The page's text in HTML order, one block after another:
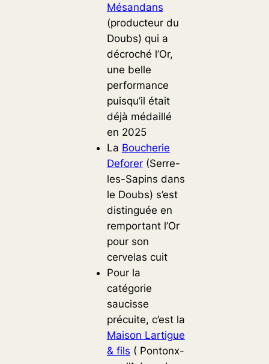
Mésandans
(producteur du
Doubs) qui a
décroché l’Or,
une belle
performance
puisqu’il était
déjà médaillé
en 2025
La Boucherie
Deforer(Serre-
les-Sapins dans
le Doubs) s’est
distinguée en
remportant l’Or
pour son
cervelas cuit
Pour la
catégorie
saucisse
précuite, c’est la
Maison Lartigue
& fils ( Pontonx-